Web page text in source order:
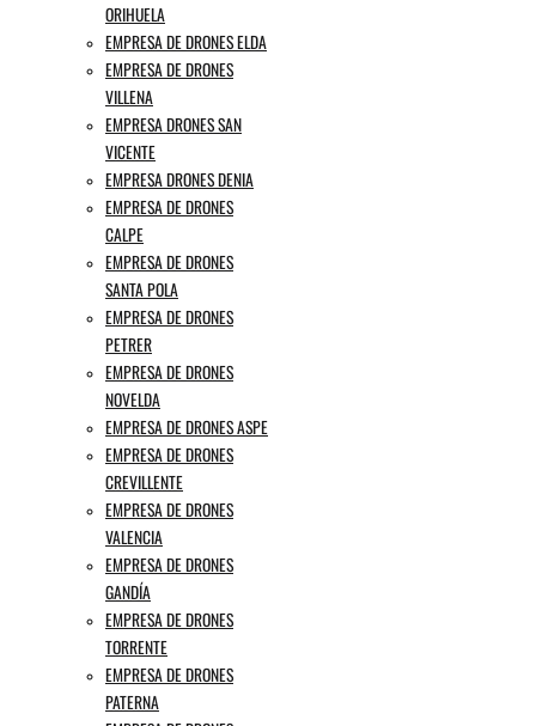
ORIHUELA
EMPRESA DE DRONES ELDA
EMPRESA DE DRONES
VILLENA
EMPRESA DRONES SAN
VICENTE
EMPRESA DRONES DENIA
EMPRESA DE DRONES
CALPE
EMPRESA DE DRONES
SANTA POLA
EMPRESA DE DRONES
PETRER
EMPRESA DE DRONES
NOVELDA
EMPRESA DE DRONES ASPE
EMPRESA DE DRONES
CREVILLENTE
EMPRESA DE DRONES
VALENCIA
EMPRESA DE DRONES
GANDÍA
EMPRESA DE DRONES
TORRENTE
EMPRESA DE DRONES
PATERNA